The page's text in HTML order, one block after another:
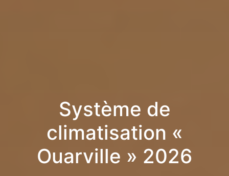
Système de
climatisation «
Ouarville » 2026